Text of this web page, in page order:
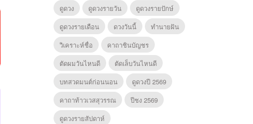
ดูดวง ดูดวงรายวัน
ดูดวงรายปักษ์
ดูดวงรายเดือน
ดวงวันนี้
ทํานายฝัน
วิเคราะห์ชื่อ
คาถาชินบัญชร
ตัดผมวันไหนดี
ตัดเล็บวันไหนดี
บทสวดมนต์ก่อนนอน
ดูดวงปี 2569
คาถาท้าวเวสสุวรรณ
ปีชง 2569
ดูดวงรายสัปดาห์